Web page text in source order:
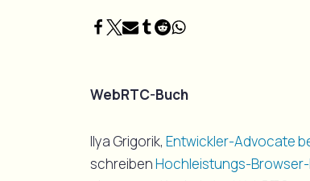
WebRTC-Buch
Ilya Grigorik, Entwickler-Advocate
schreibenHochleistungs-